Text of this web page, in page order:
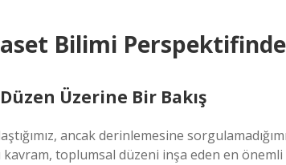
Bilimi
Üzerine Bir Bakış
ancak derinlemesine
toplumsal düzeni inşa eden en